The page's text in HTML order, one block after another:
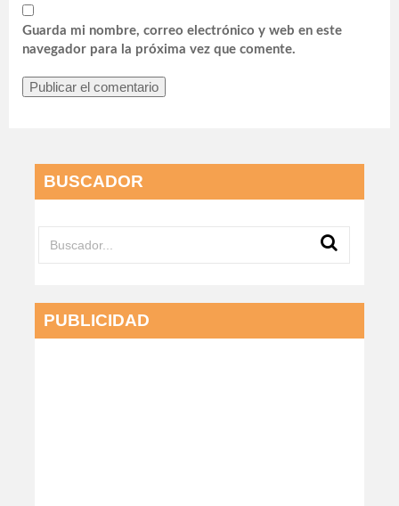
Guarda mi nombre, correo electrónico y web en este
navegador para la próxima vez que comente.
BUSCADOR
PUBLICIDAD